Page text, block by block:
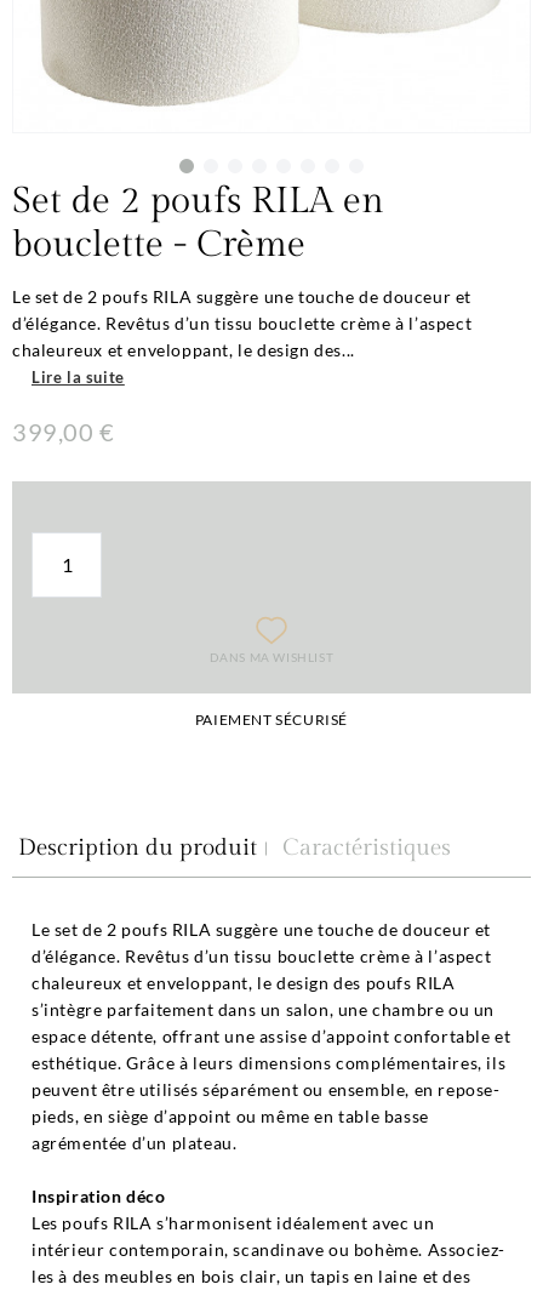
Set de 2 poufs RILA en
bouclette - Crème
Le set de 2 poufs RILA suggère une touche de douceur et
d’élégance. Revêtus d’un tissu bouclette crème à l’aspect
chaleureux et enveloppant, le design des...
Lire la suite
399,00 €
DANS MA WISHLIST
PAIEMENT SÉCURISÉ
Description du produit Caractéristiques
Le set de 2 poufs RILA suggère une touche de douceur et
d’élégance. Revêtus d’un tissu bouclette crème à l’aspect
chaleureux et enveloppant, le design des poufs RILA
s’intègre parfaitement dans un salon, une chambre ou un
espace détente, offrant une assise d’appoint confortable et
esthétique. Grâce à leurs dimensions complémentaires, ils
peuvent être utilisés séparément ou ensemble, en repose-
pieds, en siège d’appoint ou même en table basse
agrémentée d’un plateau.
Inspiration déco
Les poufs RILA s’harmonisent idéalement avec un
intérieur contemporain, scandinave ou bohème. Associez-
les à des meubles en bois clair, un tapis en laine et des